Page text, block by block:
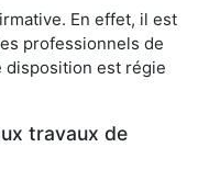
En effet, il est
professionnels de
est régie
travaux de